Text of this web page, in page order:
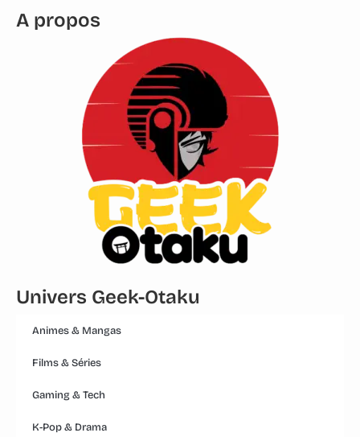
A propos
Univers Geek-Otaku
Animes & Mangas
Films & Séries
Gaming & Tech
K-Pop & Drama